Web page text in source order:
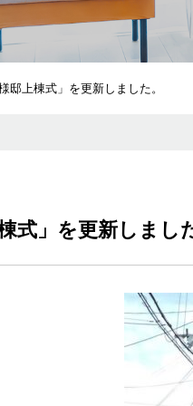
邸上棟式」を更新しました。
式」を更新しまし